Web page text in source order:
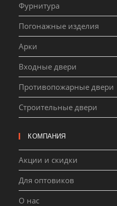
Фурнитура
Погонажные изделия
Арки
Входные двери
Противопожарные двери
Строительные двери
КОМПАНИЯ
Акции и скидки
Для оптовиков
О нас